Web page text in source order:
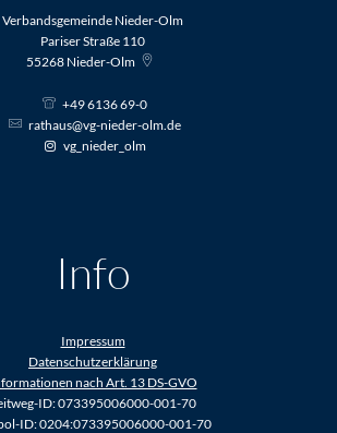
Verbandsgemeinde Nieder-Olm
Pariser Straße 110
55268 Nieder-Olm
+49 6136 69-0
rathaus@vg-nieder-olm.de
vg_nieder_olm
Info
Impressum
Datenschutzerklärung
nach Art. 13 DS-GVO
ID: 073395006000-001-70
ID: 0204:073395006000-001-70